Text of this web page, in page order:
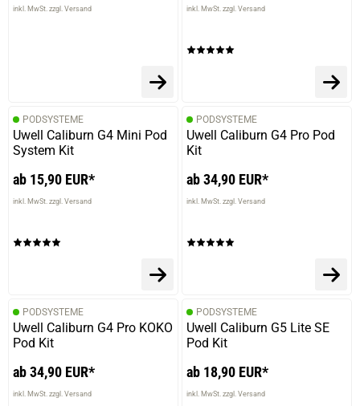
inkl. MwSt. zzgl. Versand inkl. MwSt. zzgl. Versand
PODSYSTEME
Uwell Caliburn G4 Mini Pod
System Kit
ab 15,90 EUR*
inkl. MwSt. zzgl. Versand
PODSYSTEME
Uwell Caliburn G4 Pro Pod
Kit
ab 34,90 EUR*
inkl. MwSt. zzgl. Versand
PODSYSTEME
Uwell Caliburn G4 Pro KOKO
Pod Kit
ab 34,90 EUR*
inkl. MwSt. zzgl. Versand
PODSYSTEME
Uwell Caliburn G5 Lite SE
Pod Kit
ab 18,90 EUR*
inkl. MwSt. zzgl. Versand